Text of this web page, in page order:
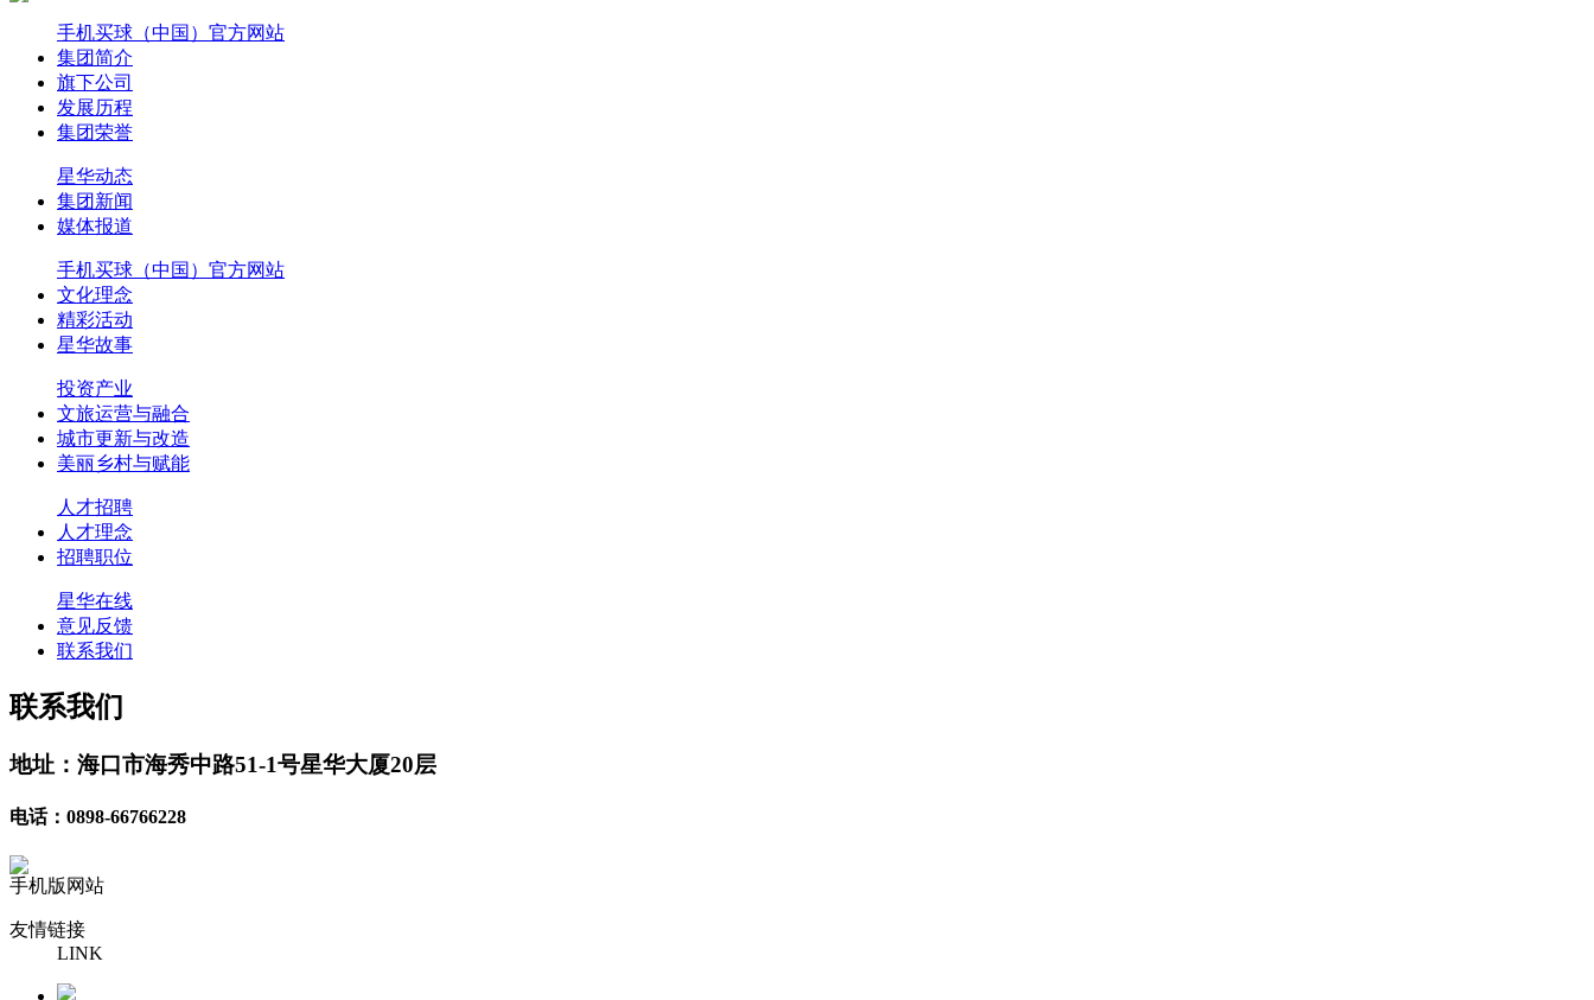
手机买球（中国）官方网站
集团简介
旗下公司
发展历程
集团荣誉
星华动态
集团新闻
媒体报道
手机买球（中国）官方网站
文化理念
精彩活动
星华故事
投资产业
文旅运营与融合
城市更新与改造
美丽乡村与赋能
人才招聘
人才理念
招聘职位
星华在线
意见反馈
联系我们
联系我们
地址：海口市海秀中路51-1号星华大厦20层
电话：0898-66766228
手机版网站
友情链接
LINK